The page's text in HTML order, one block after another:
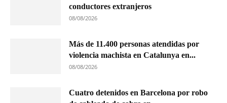
conductores extranjeros
08/08/2026
Más de 11.400 personas atendidas por
violencia machista en Catalunya en...
08/08/2026
Cuatro detenidos en Barcelona por robo